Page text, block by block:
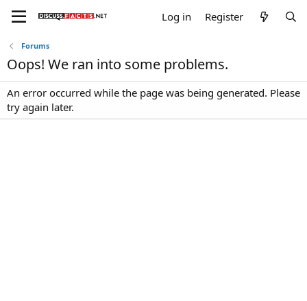
Log in Register
Forums
Oops! We ran into some problems.
An error occurred while the page was being generated. Please
try again later.